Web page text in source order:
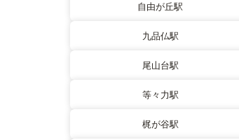
自由が丘駅
九品仏駅
尾山台駅
等々力駅
梶が谷駅